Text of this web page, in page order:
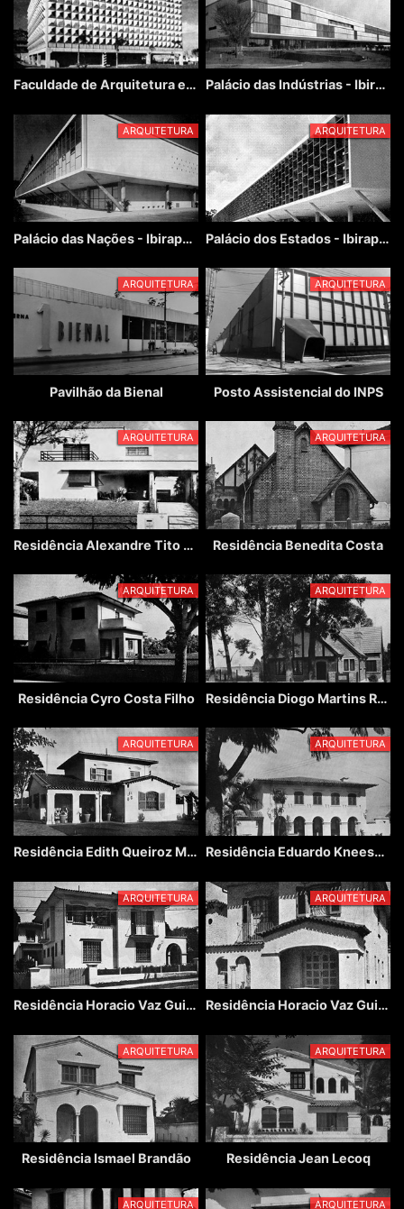
Faculdade de Arquitetura e Urbanismo Farias Brito (UNG) Palácio das Indústrias - Ibirapuera
ARQUITETURA
Palácio das Nações - Ibirapuera
ARQUITETURA
Palácio dos Estados - Ibirapuera
ARQUITETURA
Pavilhão da Bienal
ARQUITETURA
Posto Assistencial do INPS
ARQUITETURA
Residência Alexandre Tito Labat
ARQUITETURA
Residência Benedita Costa
ARQUITETURA
Residência Cyro Costa Filho
ARQUITETURA
Residência Diogo Martins Ribeiro Netto
ARQUITETURA
Residência Edith Queiroz Mattoso
ARQUITETURA
Residência Eduardo Kneese de Mello
ARQUITETURA
Residência Horacio Vaz Guimarães I
ARQUITETURA
Residência Horacio Vaz Guimarães II
ARQUITETURA
Residência Ismael Brandão
ARQUITETURA
Residência Jean Lecoq
ARQUITETURA ARQUITETURA